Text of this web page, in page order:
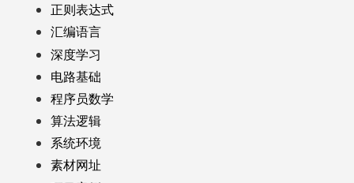
正则表达式
汇编语言
深度学习
电路基础
程序员数学
算法逻辑
系统环境
素材网址